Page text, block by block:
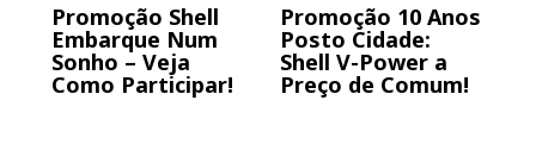
Promoção Shell
Embarque Num
Sonho – Veja
Como Participar!
Promoção 10 Anos
Posto Cidade:
Shell V-Power a
Preço de Comum!